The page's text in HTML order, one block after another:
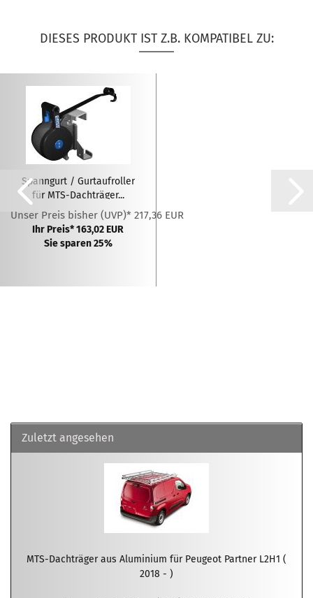
DIESES PRODUKT IST Z.B. KOMPATIBEL ZU:
Spanngurt / Gurtaufroller
für MTS-Dachträger...
Unser Preis bisher (UVP)* 217,36 EUR
Ihr Preis* 163,02 EUR
Sie sparen 25%
Zuletzt angesehen
MTS-Dachträger aus Aluminium für Peugeot Partner L2H1 (
2018 - )